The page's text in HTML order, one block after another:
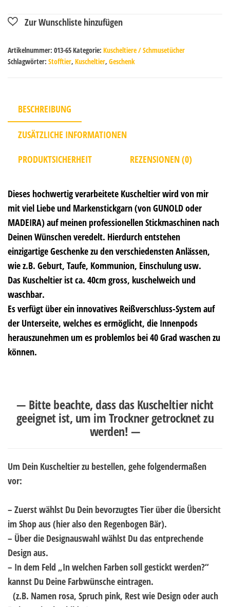
Artikelnummer: 013-65Kategorie: Kuscheltiere / Schmusetücher
Schlagwörter: Stofftier, Kuscheltier, Geschenk
BESCHREIBUNG
ZUSÄTZLICHE INFORMATIONEN
PRODUKTSICHERHEIT
REZENSIONEN (0)
Dieses hochwertig verarbeitete Kuscheltier wird von mir
mit viel Liebe und Markenstickgarn (von GUNOLD oder
MADEIRA) auf meinen professionellen Stickmaschinen nach
Deinen Wünschen veredelt. Hierdurch entstehen
einzigartige Geschenke zu den verschiedensten Anlässen,
wie z.B. Geburt, Taufe, Kommunion, Einschulung usw.
Das Kuscheltier ist ca. 40cm gross, kuschelweich und
waschbar.
Es verfügt über ein innovatives Reißverschluss-System auf
der Unterseite, welches es ermöglicht, die Innenpods
herauszunehmen um es problemlos bei 40 Grad waschen zu
können.
— Bitte beachte, dass das Kuscheltier nicht
geeignet ist, um im Trockner getrocknet zu
werden! —
Um Dein Kuscheltier zu bestellen, gehe folgendermaßen
vor:
– Zuerst wählst Du Dein bevorzugtes Tier über die Übersicht
im Shop aus (hier also den Regenbogen Bär).
– Über die Designauswahl wählst Du das entprechende
Design aus.
– In dem Feld „In welchen Farben soll gestickt werden?“
kannst Du Deine Farbwünsche eintragen.
(z.B. Namen rosa, Spruch pink, Rest wie Design oder auch